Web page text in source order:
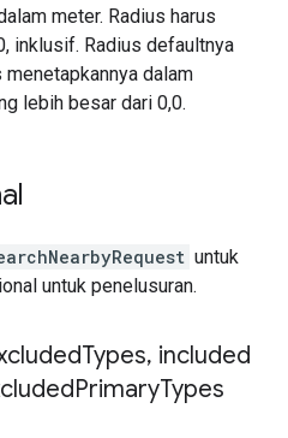
meter. Radius harus
inklusif. Radius defaultnya
menetapkannya dalam
lebih besar dari 0,0.
untuk
untuk penelusuran.
Types, included
PrimaryTypes